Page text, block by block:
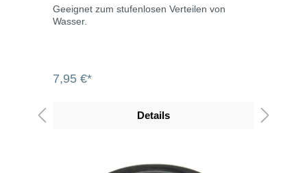
Geeignet zum stufenlosen Verteilen von
Wasser.
7,95 €*
Details